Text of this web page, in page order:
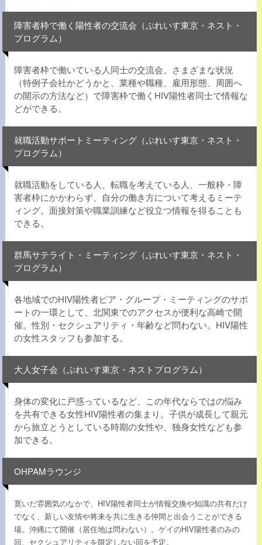
障害者枠で働く陽性者の交流会（ぷれいす東京・ネスト・
プログラム）
障害者枠で働いている人同士の交流会。さまざまな状況
（特例子会社かどうかと、業種や職種、雇用形態、周囲へ
の開示の方法など）で障害枠で働くHIV陽性者同士で情報な
どができる。
就職活動サポートミーティング（ぷれいす東京・ネスト・
プログラム）
就職活動をしている人、転職を考えている人、一般枠・障
害者枠にかかわらず、自分の働き方について考えるミーテ
ィング。面接対策や職業訓練など役立つ情報を得ることも
できる。
群馬サテライト・ミーティング（ぷれいす東京・ネスト・
プログラム）
各地域でのHIV陽性者ピア・グループ・ミーティングのサポ
ートの一環として、北関東でのアクセスが便利な高崎で開
催。性別・セクシュアリティ・年齢など問わない。HIV陽性
の女性スタッフも参加する。
大人女子会（ぷれいす東京・ネストプログラム）
身体の変化に戸惑っているなど、この年代ならではの悩み
を共有できる女性HIV陽性者の集まり。子供が成長して親元
から旅立とうとしている時期の女性や、独身女性なども参
加できる。
OHPAMラウンジ
寛いだ雰囲気のなかで、HIV陽性者同士が情報交換や知識の共有だけ
でなく、新しい友情や将来を共に生きる仲間と出会うことができる
場。沖縄にて開催（居住地は問わない）。ゲイのHIV陽性者のみの
回、セクシュアリティを限定しない回を予定。